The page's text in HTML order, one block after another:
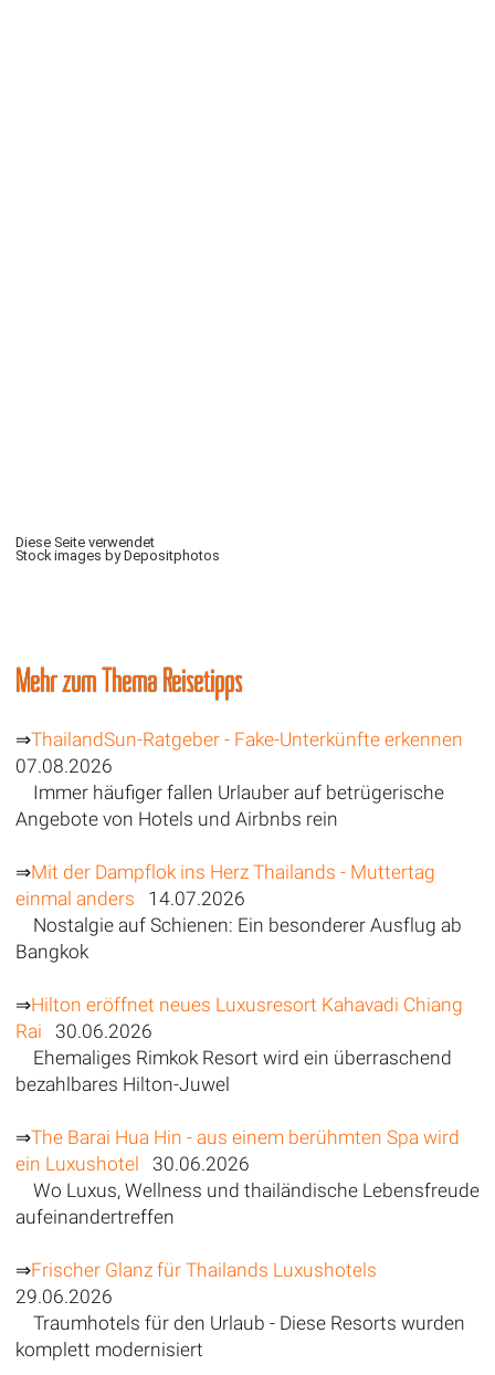
Diese Seite verwendet
Stock images by Depositphotos
Mehr zum Thema Reisetipps
⇒ThailandSun-Ratgeber - Fake-Unterkünfte erkennen
07.08.2026
Immer häufiger fallen Urlauber auf betrügerische
Angebote von Hotels und Airbnbs rein
⇒Mit der Dampflok ins Herz Thailands - Muttertag
einmal anders 14.07.2026
Nostalgie auf Schienen: Ein besonderer Ausflug ab
Bangkok
⇒Hilton eröffnet neues Luxusresort Kahavadi Chiang
Rai 30.06.2026
Ehemaliges Rimkok Resort wird ein überraschend
bezahlbares Hilton-Juwel
⇒The Barai Hua Hin - aus einem berühmten Spa wird
ein Luxushotel
30.06.2026
Wo Luxus, Wellness und thailändische Lebensfreude
aufeinandertreffen
⇒Frischer Glanz für Thailands Luxushotels
29.06.2026
Traumhotels für den Urlaub - Diese Resorts wurden
komplett modernisiert